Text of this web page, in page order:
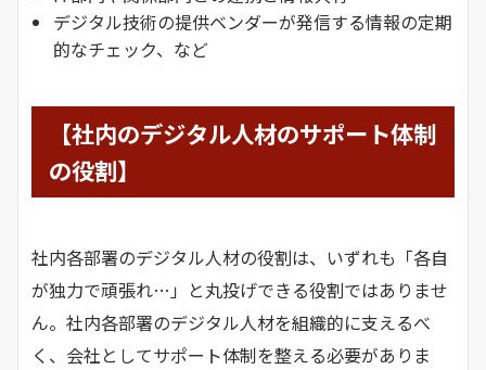
デジタル技術の提供ベンダーが発信する情報の定期
的なチェック、など
【社内のデジタル人材のサポート体制
の役割】
社内各部署のデジタル人材の役割は、いずれも「各自
が独力で頑張れ…」と丸投げできる役割ではありませ
ん。社内各部署のデジタル人材を組織的に支えるべ
く、会社としてサポート体制を整える必要がありま